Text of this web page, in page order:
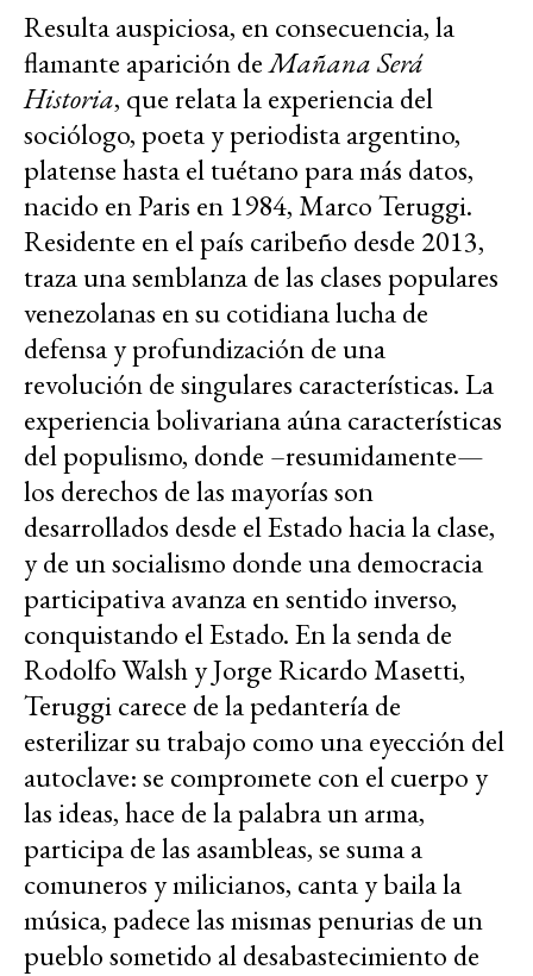
Resulta auspiciosa, en consecuencia, la
flamante aparición deMañana Será
Historia, que relata la experiencia del
sociólogo, poeta y periodista argentino,
platense hasta el tuétano para más datos,
nacido en Paris en 1984, Marco Teruggi.
Residente en el país caribeño desde 2013,
traza una semblanza de las clases populares
venezolanas en su cotidiana lucha de
defensa y profundización de una
revolución de singulares características. La
experiencia bolivariana aúna características
del populismo, donde –resumidamente—
los derechos de las mayorías son
desarrollados desde el Estado hacia la clase,
y de un socialismo donde una democracia
participativa avanza en sentido inverso,
conquistando el Estado. En la senda de
Rodolfo Walsh y Jorge Ricardo Masetti,
Teruggi carece de la pedantería de
esterilizar su trabajo como una eyección del
autoclave: se compromete con el cuerpo y
las ideas, hace de la palabra un arma,
participa de las asambleas, se suma a
comuneros y milicianos, canta y baila la
música, padece las mismas penurias de un
pueblo sometido al desabastecimiento de